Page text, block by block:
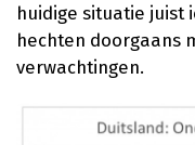
huidige situatie juist
hechten doorgaans
verwachtingen.